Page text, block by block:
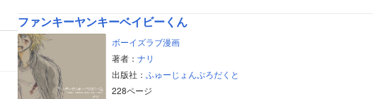
ファンキーヤンキーベイビーくん
ボーイズラブ漫画
著者： ナリ
出版社： ふゅーじょんぷろだくと
228ページ